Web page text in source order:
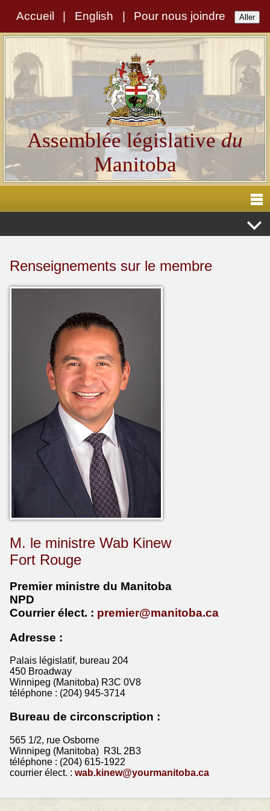
Accueil English Pour nous joindre
Assemblée législativedu
Manitoba
Renseignements sur le membre
M. le ministre Wab Kinew
Fort Rouge
Premier ministre du Manitoba
NPD
Courrierélect. : premier@manitoba.ca
Adresse :
Palais législatif, bureau 204
450 Broadway
Winnipeg (Manitoba) R3C 0V8
téléphone : (204) 945-3714
Bureau de circonscription :
565 1/2, rue Osborne
Winnipeg (Manitoba) R3L 2B3
téléphone : (204) 615-1922
courrier élect. : wab.kinew@yourmanitoba.ca